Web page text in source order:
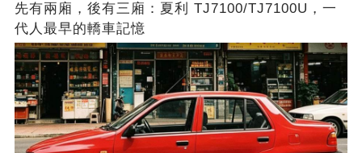
先有兩廂，後有三廂：夏利 TJ7100/TJ7100U，一
代人最早的轎車記憶